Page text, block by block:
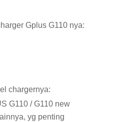
Gplus G110 nya:
chargernya:
G110 / G110 new
yg penting